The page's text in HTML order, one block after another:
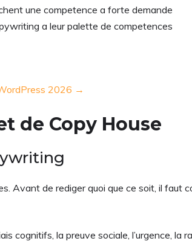
une competence a forte demande
a leur palette de competences
2026 →
de Copy House
Avant de rediger quoi que ce soit, il faut
cognitifs, la preuve sociale, l’urgence, la